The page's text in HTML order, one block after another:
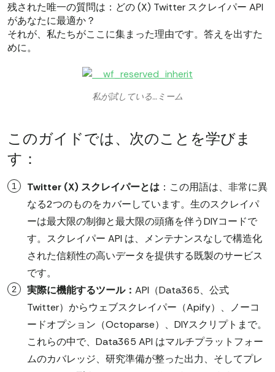
残された唯一の質問は：どの (X) Twitter スクレイパー API
があなたに最適か？
それが、私たちがここに集まった理由です。答えを出すた
めに。
私が試している…ミーム
このガイドでは、次のことを学びま
す：
Twitter (X) スクレイパーとは ：この用語は、非常に異
なる2つのものをカバーしています。生のスクレイパ
ーは最大限の制御と最大限の頭痛を伴うDIYコードで
す。スクレイパー API は、メンテナンスなしで構造化
された信頼性の高いデータを提供する既製のサービス
です。
実際に機能するツール： API（Data365、公式
Twitter）からウェブスクレイパー（Apify）、ノーコ
ードオプション（Octoparse）、DIYスクリプトまで。
これらの中で、Data365 API はマルチプラットフォー
ムのカバレッジ、研究準備が整った出力、そしてプレ